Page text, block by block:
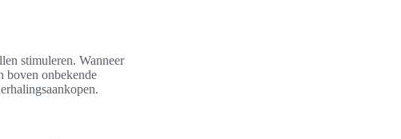
stimuleren. Wanneer
boven onbekende